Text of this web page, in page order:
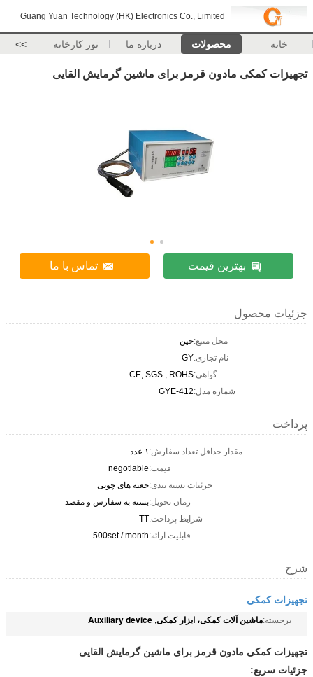
Guang Yuan Technology (HK) Electronics Co., Limited
خانه محصولات درباره ما تور کارخانه >>
تجهیزات کمکی مادون قرمز برای ماشین گرمایش القایی
بهترین قیمت تماس با ما
جزئیات محصول
محل منبع:چین
نام تجاری:GY
گواهی:CE, SGS , ROHS
شماره مدل:GYE-412
پرداخت
مقدار حداقل تعداد سفارش:۱ عدد
قیمت:negotiable
جزئیات بسته بندی:جعبه های چوبی
زمان تحویل:بسته به سفارش و مقصد
شرایط پرداخت:TT
قابلیت ارائه:500set / month
شرح
تجهیزات کمکی
برجسته:ماشین آلات کمکی، ابزار کمکی,
Auxiliary device
تجهیزات کمکی مادون قرمز برای ماشین گرمایش القایی
جزئیات سریع: